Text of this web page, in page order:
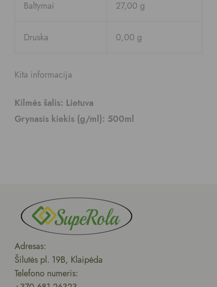
Baltymai 27,00 g
Druska 0,00 g
Kita informacija
Kilmės šalis: Lietuva
Grynasis kiekis (g/ml): 500ml
Adresas:
Šilutės pl. 19B, Klaipėda
Telefono numeris: